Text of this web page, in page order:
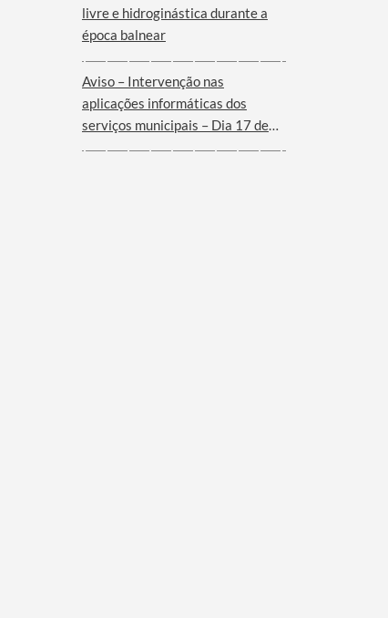
livre e hidroginástica durante a
época balnear
Aviso – Intervenção nas
aplicações informáticas dos
serviços municipais – Dia 17 de
Junho de 2026